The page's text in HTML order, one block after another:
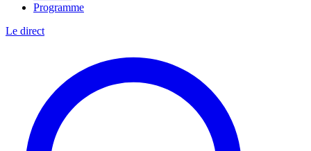
Programme
Le direct